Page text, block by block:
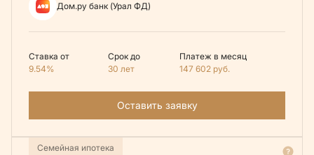
Дом.ру банк (Урал ФД)
Ставка от
9.54%
Срок до
30 лет
Платеж в месяц
147 602 руб.
Оставить заявку
Семейная ипотека